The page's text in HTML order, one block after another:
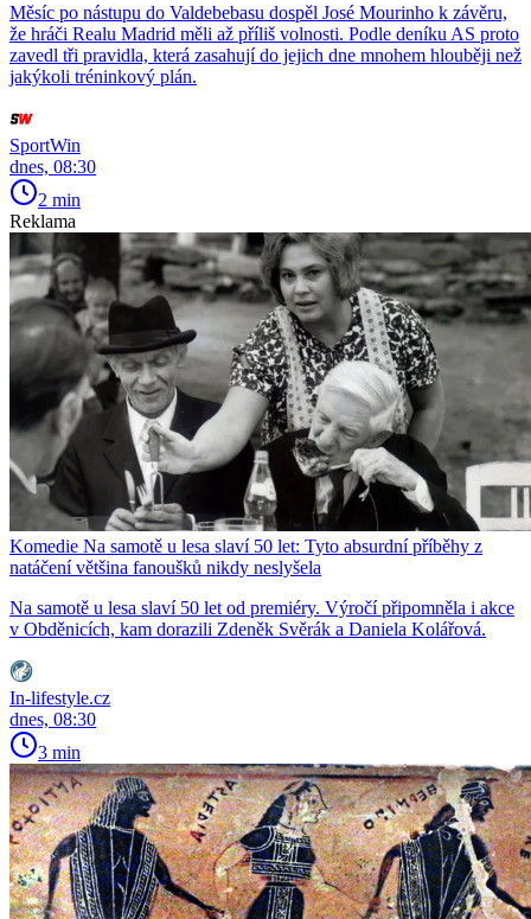
Měsíc po nástupu do Valdebebasu dospěl José Mourinho k závěru,
že hráči Realu Madrid měli až příliš volnosti. Podle deníku AS proto
zavedl tři pravidla, která zasahují do jejich dne mnohem hlouběji než
jakýkoli tréninkový plán.
SportWin
dnes, 08:30
2 min
Reklama
Komedie Na samotě u lesa slaví 50 let: Tyto absurdní příběhy z
natáčení většina fanoušků nikdy neslyšela
Na samotě u lesa slaví 50 let od premiéry. Výročí připomněla i akce
v Obděnicích, kam dorazili Zdeněk Svěrák a Daniela Kolářová.
In-lifestyle.cz
dnes, 08:30
3 min